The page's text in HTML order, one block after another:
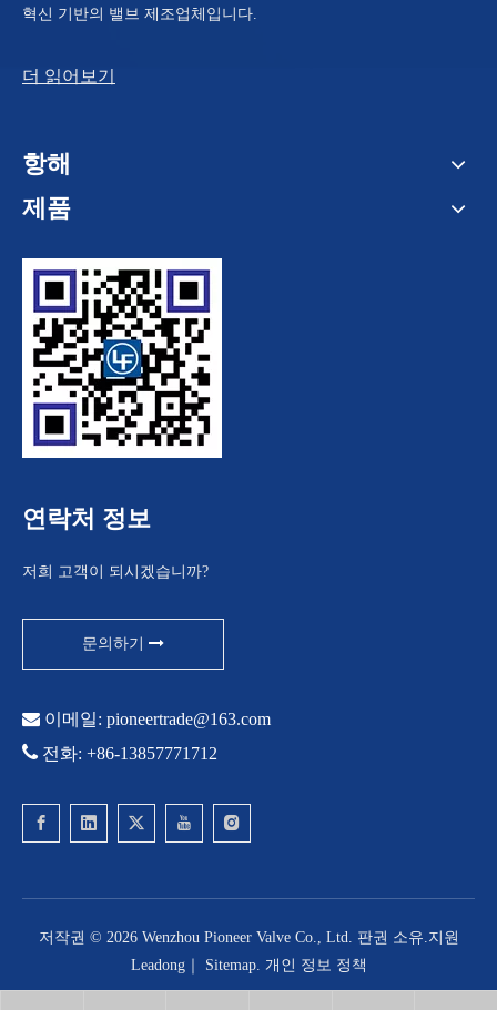
혁신 기반의 밸브 제조업체입니다.
더 읽어보기
항해
제품
연락처 정보
저희 고객이 되시겠습니까?
문의하기
 이메일: pioneertrade@163.com
 전화: +86-13857771712
저작권 © 2026Wenzhou Pioneer Valve Co., Ltd. 판권 소유.지원
Leadong｜ Sitemap. 개인 정보 정책